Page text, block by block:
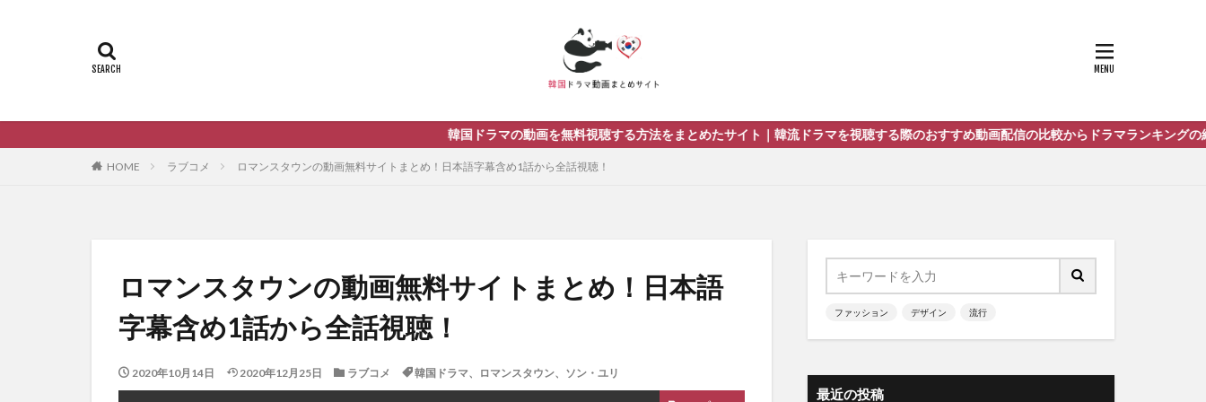
韓国ドラマの動画を無料視聴する方法をまとめたサイト｜韓流ドラマを視聴する際のおすすめ動画配信の比較からドラマランキングの紹介までをまとめたサイト
HOME ラブコメ ロマンスタウンの動画無料サイトまとめ！日本語字幕含め1話から全話視聴！
ロマンスタウンの動画無料サイトまとめ！日本語
字幕含め1話から全話視聴！
2020年10月14日 2020年12月25日 ラブコメ 韓国ドラマ、ロマンスタウン、ソン・ユリ
ファッション デザイン 流行
最近の投稿